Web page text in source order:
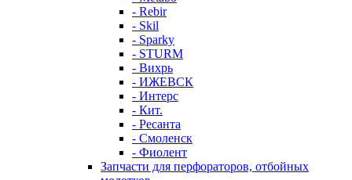
- Rebir
- Skil
- Sparky
- STURM
- Вихрь
- ИЖЕВСК
- Интерс
- Кит.
- Ресанта
- Смоленск
- Фиолент
Запчасти для перфораторов, отбойных